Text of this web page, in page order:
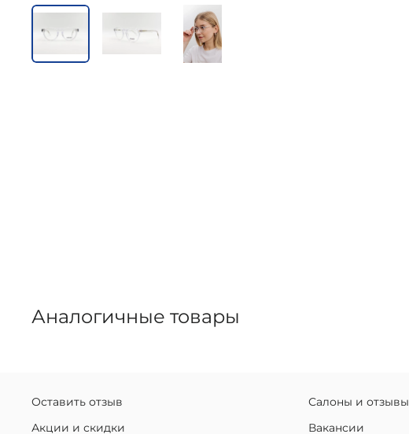
Аналогичные товары
Оставить отзыв
Акции и скидки
Салоны и отзывы
Вакансии